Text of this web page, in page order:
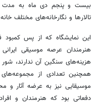
بیست و پنجم دی ماه به مدت
تالارها و نگارخانه‌های مختلف
این نمایشگاه که از پس کمبود
هنرمندان عرصه موسیقی
هزینه‌های سنگین آن ندارند،
همچنین تعدادی از
موسیقایی نیز به عرضه آثار و
دفعاتی بود که هنرمندان و